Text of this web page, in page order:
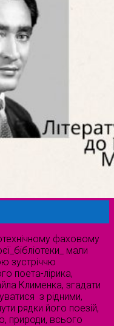
фаховому
мали
зустріччю
поета-лірика,
Клименка, згадати
з рідними,
рядки його поезій,
природи, всього